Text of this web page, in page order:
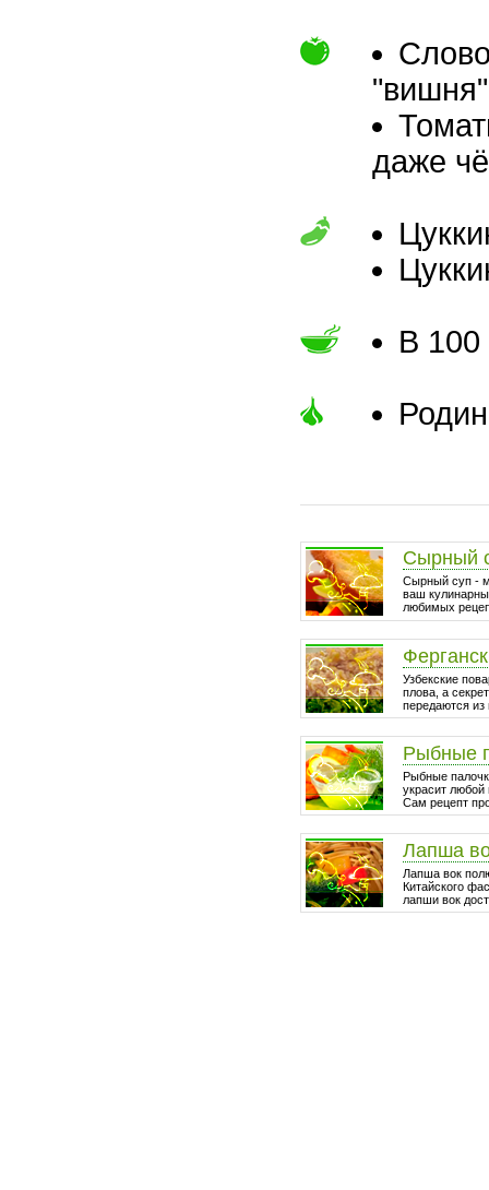
даже
В 100
Сырный
Сырный суп -
ваш
любимых
Узбекские
плова, а
передаются из
Рыбные
Рыбные
украсит любой
Сам рецепт
Лапша
Лапша вок
Китайского
лапши вок